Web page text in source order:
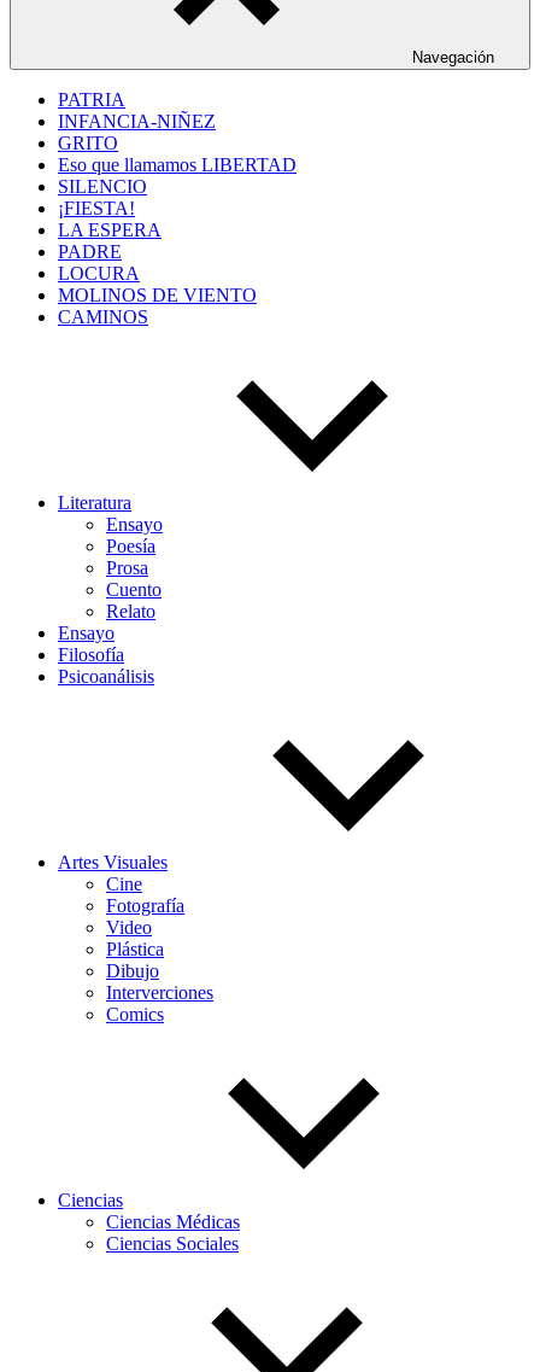
Navegación
PATRIA
INFANCIA-NIÑEZ
GRITO
Eso que llamamos LIBERTAD
SILENCIO
¡FIESTA!
LA ESPERA
PADRE
LOCURA
MOLINOS DE VIENTO
CAMINOS
Literatura
Ensayo
Poesía
Prosa
Cuento
Relato
Ensayo
Filosofía
Psicoanálisis
Artes Visuales
Cine
Fotografía
Video
Plástica
Dibujo
Interverciones
Comics
Ciencias
Ciencias Médicas
Ciencias Sociales